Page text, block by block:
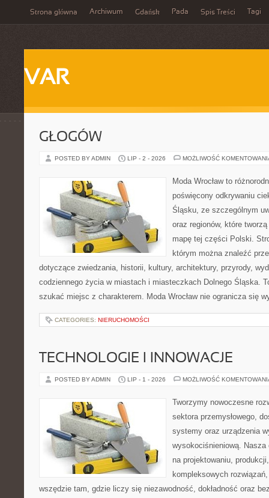
Strona główna Archiwum Gdańsk Pada Spis Treści Tagi
VAR
GŁOGÓW
POSTED BY ADMIN LIP - 2 - 2026 MOŻLIWOŚĆ
Moda Wrocław to
poświęcony odkrywaniu
Śląsku, ze szczególnym
oraz regionów, które
mapę tej części Polski.
którym można znaleźć
dotyczące zwiedzania, historii, kultury, architektury, przyrody,
codziennego życia w miastach i miasteczkach Dolnego Śląska.
szukać miejsc z charakterem. Moda Wrocław nie ogranicza się
CATEGORIES: NIERUCHOMOŚCI
TECHNOLOGIE I INNOWACJE
POSTED BY ADMIN LIP - 1 - 2026 MOŻLIWOŚĆ
Tworzymy nowoczesne
sektora przemysłowego,
systemy oraz urządzenia
wysokociśnieniową. Nasza
na projektowaniu,
kompleksowych
wszędzie tam, gdzie liczy się niezawodność, dokładność oraz